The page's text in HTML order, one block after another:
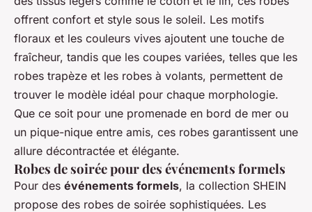
offrent confort et style sous le soleil. Les motifs
floraux et les couleurs vives ajoutent une touche de
fraîcheur, tandis que les coupes variées, telles que les
robes trapèze et les robes à volants, permettent de
trouver le modèle idéal pour chaque morphologie.
Que ce soit pour une promenade en bord de mer ou
un pique-nique entre amis, ces robes garantissent une
allure décontractée et élégante.
Robes de soirée pour des événements formels
Pour des événements formels, la collection SHEIN
propose des robes de soirée sophistiquées. Les